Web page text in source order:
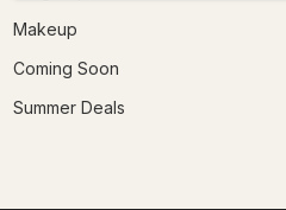
Makeup
Coming Soon
Summer Deals